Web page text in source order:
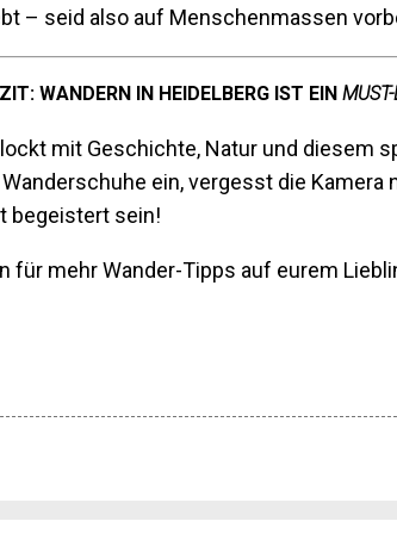
– seid also auf Menschenmassen
WANDERN IN HEIDELBERG IST EIN
mit Geschichte, Natur und diesem
ein, vergesst die
begeistert sein!
für mehr Wander-Tipps auf eurem